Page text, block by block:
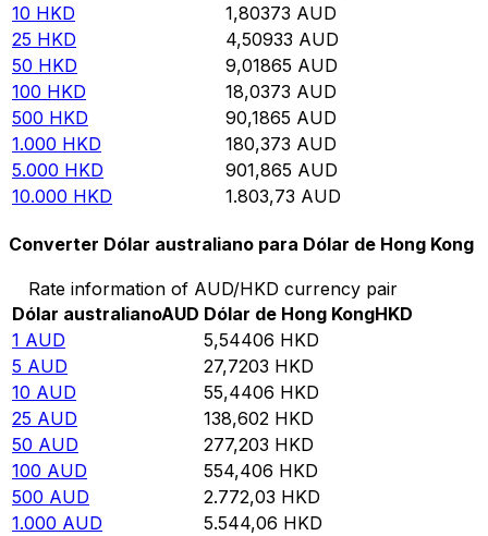
10 HKD 1,80373 AUD
25 HKD 4,50933 AUD
50 HKD 9,01865 AUD
100 HKD 18,0373 AUD
500 HKD 90,1865 AUD
1.000 HKD 180,373 AUD
5.000 HKD 901,865 AUD
10.000 HKD 1.803,73 AUD
Converter Dólar australiano para Dólar de Hong Kong
Rate information of AUD/HKD currency pair
Dólar australianoAUD Dólar de Hong KongHKD
1 AUD 5,54406 HKD
5 AUD 27,7203 HKD
10 AUD 55,4406 HKD
25 AUD 138,602 HKD
50 AUD 277,203 HKD
100 AUD 554,406 HKD
500 AUD 2.772,03 HKD
1.000 AUD 5.544,06 HKD